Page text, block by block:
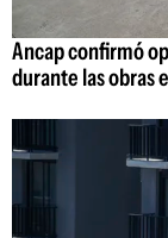
Ancap confirmó
durante las obras